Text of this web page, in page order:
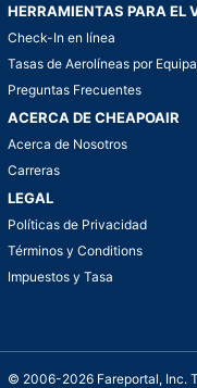
HERRAMIENTAS PARA EL
Check-In en línea
Tasas de Aerolíneas por
Preguntas Frecuentes
ACERCA DE CHEAPOAIR
Acerca de Nosotros
Carreras
LEGAL
Políticas de Privacidad
Términos y Conditions
Impuestos y Tasa
© 2006-2026 Fareportal, Inc.